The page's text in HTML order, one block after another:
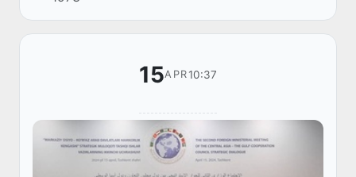
15APR10:37